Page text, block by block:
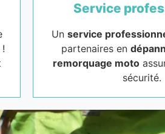
!
Service
Un service
partenaires en
remorquage moto
sécurité.